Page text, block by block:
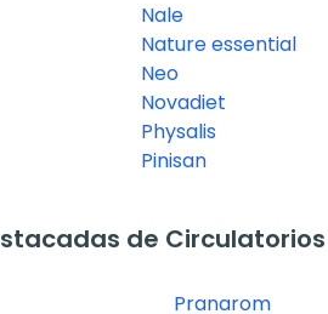
Nale
Nature essential
Neo
Novadiet
Physalis
Pinisan
de
Pranarom